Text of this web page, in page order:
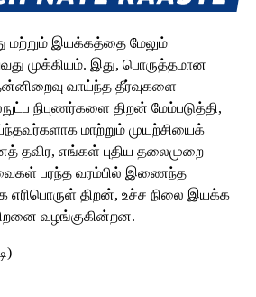
மற்றும் இயக்கத்தை மேலும்
முக்கியம். இது, பொருத்தமான
வாய்ந்த தீர்வுகளை
நிபுணர்களை திறன் மேம்படுத்தி,
மாற்றும் முயற்சியைக்
எங்கள் புதிய தலைமுறை
பரந்த வரம்பில் இணைந்த
எரிபொருள் திறன், உச்ச நிலை இயக்க
வழங்குகின்றன.